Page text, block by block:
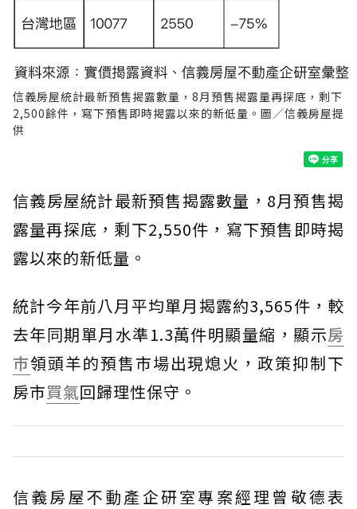
信義房屋統計最新預售揭露數量，8月預售揭露量再探底，剩下
2,500餘件，寫下預售即時揭露以來的新低量。圖／信義房屋提
供
信義房屋統計最新預售揭露數量，8月預售揭
露量再探底，剩下2,550件，寫下預售即時揭
露以來的新低量。
統計今年前八月平均單月揭露約3,565件，較
去年同期單月水準1.3萬件明顯量縮，顯示房
市領頭羊的預售市場出現熄火，政策抑制下
房市買氣回歸理性保守。
信義房屋不動產企研室專案經理曾敬德表